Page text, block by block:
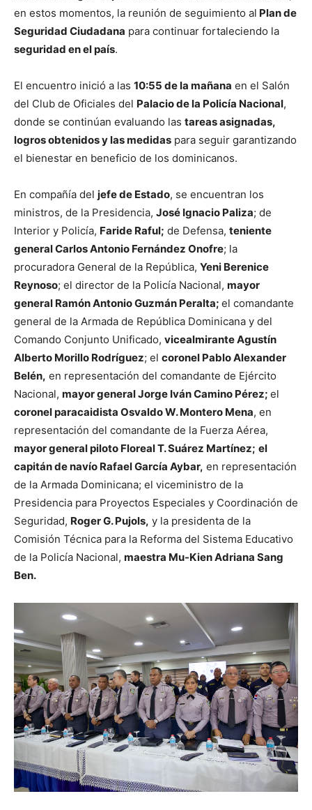
en estos momentos, la reunión de seguimiento al Plan de
Seguridad Ciudadana para continuar fortaleciendo la
seguridad en el país.
El encuentro inició a las 10:55 de la mañana en el Salón
del Club de Oficiales del Palacio de la Policía Nacional,
donde se continúan evaluando las tareas asignadas,
logros obtenidos y las medidas para seguir garantizando
el bienestar en beneficio de los dominicanos.
En compañía del jefe de Estado, se encuentran los
ministros, de la Presidencia, José Ignacio Paliza; de
Interior y Policía, Faride Raful; de Defensa, teniente
general Carlos Antonio Fernández Onofre; la
procuradora General de la República, Yeni Berenice
Reynoso; el director de la Policía Nacional, mayor
general Ramón Antonio Guzmán Peralta; el comandante
general de la Armada de República Dominicana y del
Comando Conjunto Unificado, vicealmirante Agustín
Alberto Morillo Rodríguez; el coronel Pablo Alexander
Belén, en representación del comandante de Ejército
Nacional, mayor general Jorge Iván Camino Pérez; el
coronel paracaidista Osvaldo W. Montero Mena, en
representación del comandante de la Fuerza Aérea,
mayor general piloto Floreal T. Suárez Martínez; el
capitán de navío Rafael García Aybar, en representación
de la Armada Dominicana; el viceministro de la
Presidencia para Proyectos Especiales y Coordinación de
Seguridad, Roger G. Pujols, y la presidenta de la
Comisión Técnica para la Reforma del Sistema Educativo
de la Policía Nacional, maestra Mu-Kien Adriana Sang
Ben.